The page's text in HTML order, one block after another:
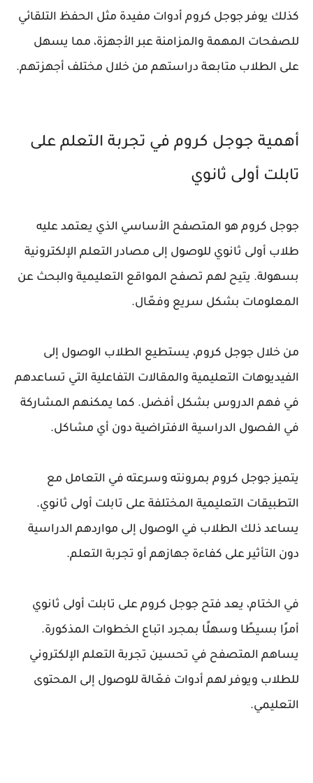
كذلك يوفر جوجل كروم أدوات مفيدة مثل الحفظ التلقائي
للصفحات المهمة والمزامنة عبر الأجهزة، مما يسهل
على الطلاب متابعة دراستهم من خلال مختلف أجهزتهم.
أهمية جوجل كروم في تجربة التعلم على
تابلت أولى ثانوي
جوجل كروم هو المتصفح الأساسي الذي يعتمد عليه
طلاب أولى ثانوي للوصول إلى مصادر التعلم الإلكترونية
بسهولة. يتيح لهم تصفح المواقع التعليمية والبحث عن
المعلومات بشكل سريع وفعّال.
من خلال جوجل كروم، يستطيع الطلاب الوصول إلى
الفيديوهات التعليمية والمقالات التفاعلية التي تساعدهم
في فهم الدروس بشكل أفضل. كما يمكنهم المشاركة
في الفصول الدراسية الافتراضية دون أي مشاكل.
يتميز جوجل كروم بمرونته وسرعته في التعامل مع
التطبيقات التعليمية المختلفة على تابلت أولى ثانوي.
يساعد ذلك الطلاب في الوصول إلى مواردهم الدراسية
دون التأثير على كفاءة جهازهم أو تجربة التعلم.
في الختام، يعد فتح جوجل كروم على تابلت أولى ثانوي
أمرًا بسيطًا وسهلًا بمجرد اتباع الخطوات المذكورة.
يساهم المتصفح في تحسين تجربة التعلم الإلكتروني
للطلاب ويوفر لهم أدوات فعّالة للوصول إلى المحتوى
التعليمي.